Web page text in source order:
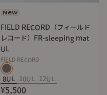
New
FIELD RECORD（フィールド
レコード）FR-sleeping mat
UL
FIELD RECORD
8UL 10UL 12UL
¥5,500